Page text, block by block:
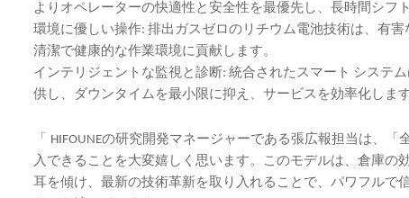
よりオペレーターの快適性と安全性を最優先し、長時間シフ
環境に優しい操作: 排出ガスゼロのリチウム電池技術は、有
清潔で健康的な作業環境に貢献します。
インテリジェントな監視と診断: 統合されたスマート システ
供し、ダウンタイムを最小限に抑え、サービスを効率化します
「 HIFOUNEの研究開発マネージャーである張広報担当は、
入できることを大変嬉しく思います。このモデルは、倉庫
耳を傾け、最新の技術革新を取り入れることで、パワフルで